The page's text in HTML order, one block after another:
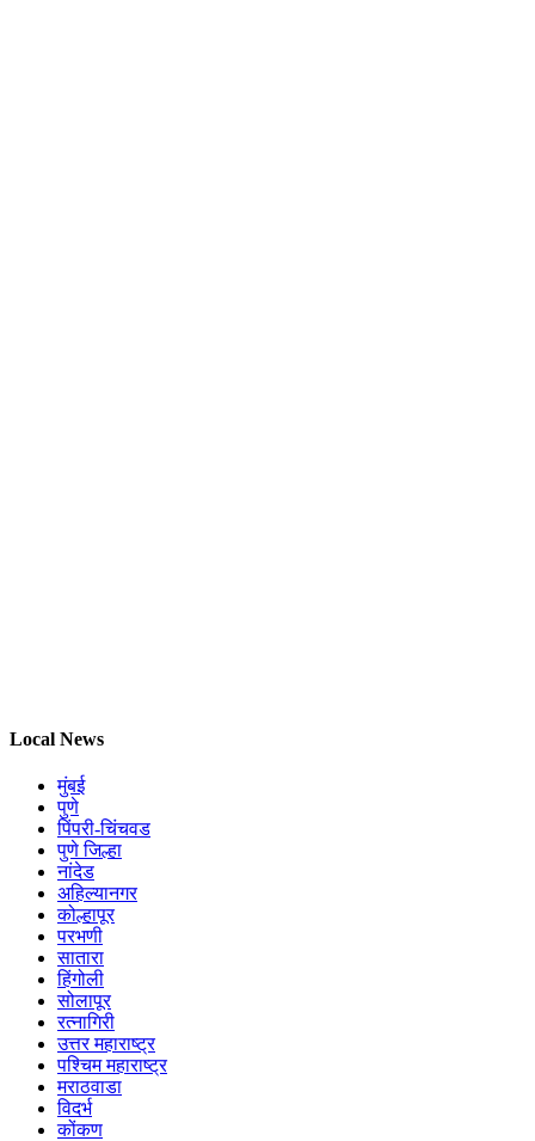
Local News
मुंबई
पुणे
पिंपरी-चिंचवड
पुणे जिल्हा
नांदेड
अहिल्यानगर
कोल्हापूर
परभणी
सातारा
हिंगोली
सोलापूर
रत्नागिरी
उत्तर महाराष्ट्र
पश्चिम महाराष्ट्र
मराठवाडा
विदर्भ
कोंकण